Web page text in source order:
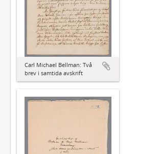
Carl Michael Bellman: Två
brev i samtida avskrift